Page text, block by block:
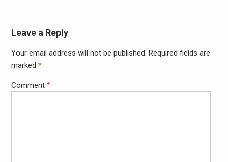
Leave a Reply
Your email address will not be published. Required fields are
marked *
Comment *